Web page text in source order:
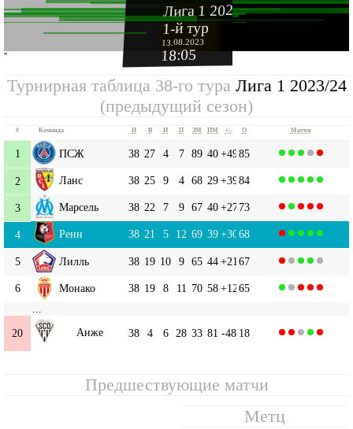
Лига 1 2023-2024
1-й тур
13.08.2023
18:05
''
Турнирная таблица 38-го тура Лига 1 2023/24
(предыдущий сезон)
# Команда И В Н П ЗМ ПМ +|- О Матчи
1 ПСЖ 38 27 4 7 89 40+4985
2 Ланс 38 25 9 4 68 29+3984
3 Марсель 38 22 7 9 67 40+27 73
4 Ренн 38 21 5 12 69 39+3068
5 Лилль 38 19 10 9 65 44+2167
6 Монако 38 19 8 11 70 58+1265
20
Анже 38 4 6 28 33 81 -48 18
Предшествующие матчи
Метц